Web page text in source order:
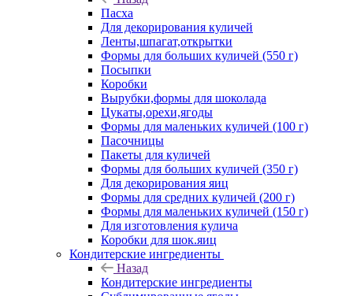
Пасха
Для декорирования куличей
Ленты,шпагат,открытки
Формы для больших куличей (550 г)
Посыпки
Коробки
Вырубки,формы для шоколада
Цукаты,орехи,ягоды
Формы для маленьких куличей (100 г)
Пасочницы
Пакеты для куличей
Формы для больших куличей (350 г)
Для декорирования яиц
Формы для средних куличей (200 г)
Формы для маленьких куличей (150 г)
Для изготовления кулича
Коробки для шок.яиц
Кондитерские ингредиенты
Назад
Кондитерские ингредиенты